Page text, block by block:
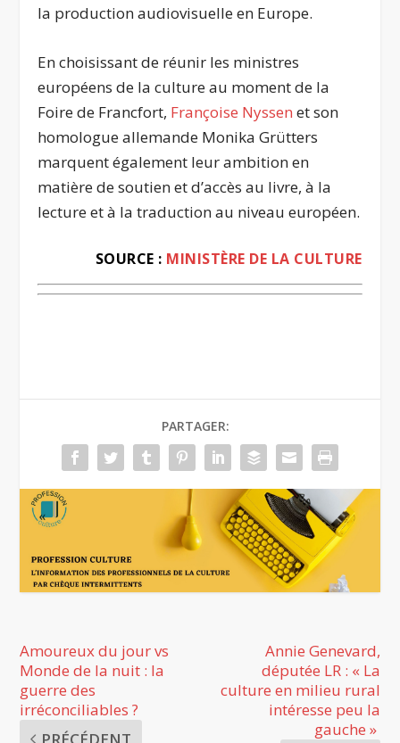
la production audiovisuelle en Europe.
En choisissant de réunir les ministres
européens de la culture au moment de la
Foire de Francfort, Françoise Nyssen et son
homologue allemande Monika Grütters
marquent également leur ambition en
matière de soutien et d’accès au livre, à la
lecture et à la traduction au niveau européen.
SOURCE : MINISTÈRE DE LA CULTURE
PARTAGER:
Amoureux du jour vs
Monde de la nuit : la
guerre des
irréconciliables ?
PRÉCÉDENT
Annie Genevard,
députée LR : « La
culture en milieu rural
intéresse peu la
gauche »